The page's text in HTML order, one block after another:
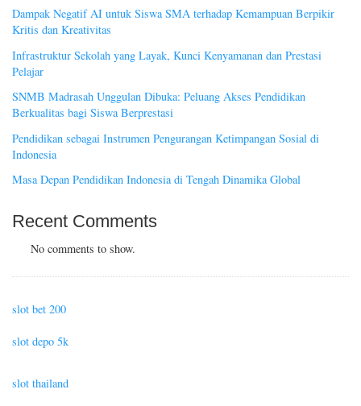
Dampak Negatif AI untuk Siswa SMA terhadap Kemampuan Berpikir
Kritis dan Kreativitas
Infrastruktur Sekolah yang Layak, Kunci Kenyamanan dan Prestasi
Pelajar
SNMB Madrasah Unggulan Dibuka: Peluang Akses Pendidikan
Berkualitas bagi Siswa Berprestasi
Pendidikan sebagai Instrumen Pengurangan Ketimpangan Sosial di
Indonesia
Masa Depan Pendidikan Indonesia di Tengah Dinamika Global
Recent Comments
No comments to show.
slot bet 200
slot depo 5k
slot thailand